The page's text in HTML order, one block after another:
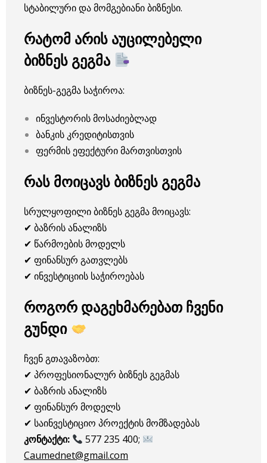
სტაბილური და მომგებიანი ბიზნესი.
რატომ არის აუცილებელი
ბიზნეს გეგმა
ბიზნეს-გეგმა საჭიროა:
ინვესტორის მოსაძიებლად
ბანკის კრედიტისთვის
ფერმის ეფექტური მართვისთვის
რას მოიცავს ბიზნეს გეგმა
სრულყოფილი ბიზნეს გეგმა მოიცავს:
✔ ბაზრის ანალიზს
✔ წარმოების მოდელს
✔ ფინანსურ გათვლებს
✔ ინვესტიციის საჭიროებას
როგორ დაგეხმარებათ ჩვენი
გუნდი
ჩვენ გთავაზობთ:
✔ პროფესიონალურ ბიზნეს გეგმას
✔ ბაზრის ანალიზს
✔ ფინანსურ მოდელს
✔ საინვესტიციო პროექტის მომზადებას
კონტაქტი:
577 235 400;
Caumednet@gmail.com